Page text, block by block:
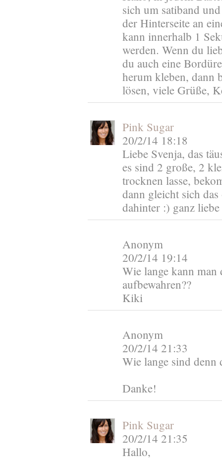
sich um satiband
der Hinterseite an
kann innerhalb 1
werden. Wenn du
du auch eine
herum kleben, dann
lösen, viele Grüße,
Pink Sugar
20/2/14 18:18
Liebe Svenja, das
es sind 2 große, 2
trocknen lasse,
dann gleicht sich
dahinter :) ganz
Anonym
20/2/14 19:14
Wie lange kann
aufbewahren??
Kiki
Anonym
20/2/14 21:33
Wie lange sind denn
Danke!
Pink Sugar
20/2/14 21:35
Hallo,